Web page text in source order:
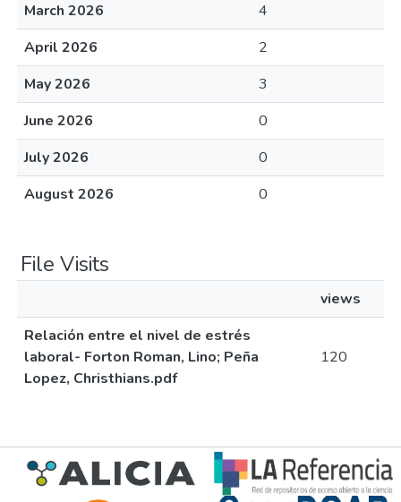
March 2026
4
April 2026
2
May 2026
3
June 2026
0
July 2026
0
August 2026
0
File Visits
views
Relación entre el nivel de estrés
laboral- Forton Roman, Lino; Peña
Lopez, Christhians.pdf
120